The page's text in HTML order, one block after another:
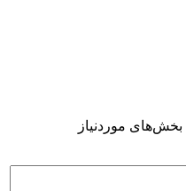
بخش‌های موردنیاز